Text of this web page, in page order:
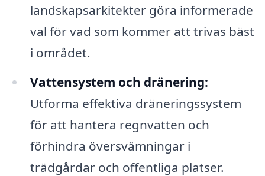
landskapsarkitekter göra informerade
val för vad som kommer att trivas bäst
i området.
Vattensystem och dränering:
Utforma effektiva dräneringssystem
för att hantera regnvatten och
förhindra översvämningar i
trädgårdar och offentliga platser.